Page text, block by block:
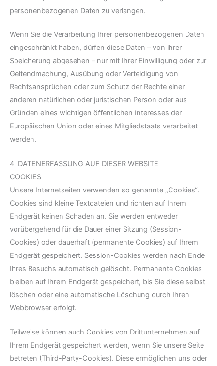
personenbezogenen Daten zu verlangen.
Wenn Sie die Verarbeitung Ihrer personenbezogenen Daten
eingeschränkt haben, dürfen diese Daten – von ihrer
Speicherung abgesehen – nur mit Ihrer Einwilligung oder zur
Geltendmachung, Ausübung oder Verteidigung von
Rechtsansprüchen oder zum Schutz der Rechte einer
anderen natürlichen oder juristischen Person oder aus
Gründen eines wichtigen öffentlichen Interesses der
Europäischen Union oder eines Mitgliedstaats verarbeitet
werden.
4. DATENERFASSUNG AUF DIESER WEBSITE
COOKIES
Unsere Internetseiten verwenden so genannte „Cookies“.
Cookies sind kleine Textdateien und richten auf Ihrem
Endgerät keinen Schaden an. Sie werden entweder
vorübergehend für die Dauer einer Sitzung (Session-
Cookies) oder dauerhaft (permanente Cookies) auf Ihrem
Endgerät gespeichert. Session-Cookies werden nach Ende
Ihres Besuchs automatisch gelöscht. Permanente Cookies
bleiben auf Ihrem Endgerät gespeichert, bis Sie diese selbst
löschen oder eine automatische Löschung durch Ihren
Webbrowser erfolgt.
Teilweise können auch Cookies von Drittunternehmen auf
Ihrem Endgerät gespeichert werden, wenn Sie unsere Seite
betreten (Third-Party-Cookies). Diese ermöglichen uns oder